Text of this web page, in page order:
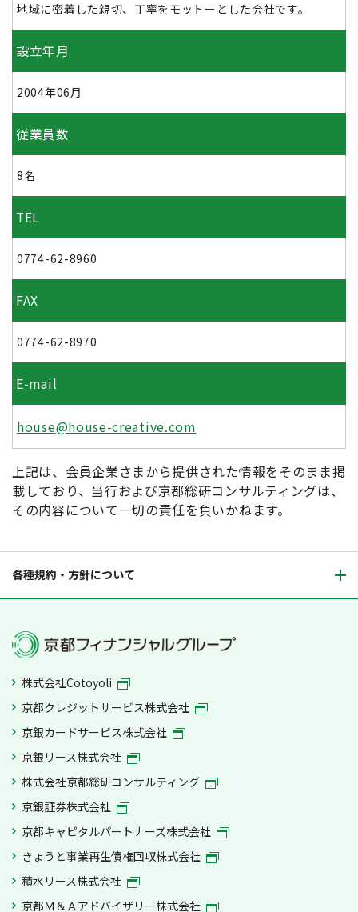
地域に密着した親切、丁寧をモットーとした会社です。
設立年月
2004年06月
従業員数
8名
TEL
0774-62-8960
FAX
0774-62-8970
E-mail
house@house-creative.com
上記は、会員企業さまから提供された情報をそのまま掲
載しており、当行および京都総研コンサルティングは、
その内容について一切の責任を負いかねます。
各種規約・方針について
株式会社Cotoyoli
京都クレジットサービス株式会社
京銀カードサービス株式会社
京銀リース株式会社
株式会社京都総研コンサルティング
京銀証券株式会社
京都キャピタルパートナーズ株式会社
きょうと事業再生債権回収株式会社
積水リース株式会社
京都Ｍ＆Ａアドバイザリー株式会社